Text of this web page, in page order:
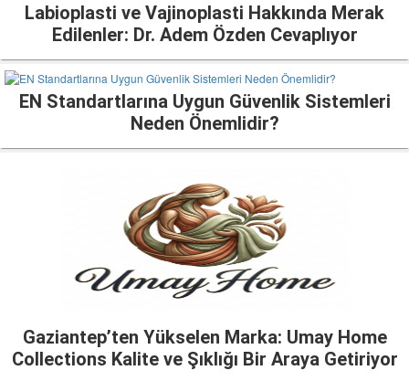
Labioplasti ve Vajinoplasti Hakkında Merak
Edilenler: Dr. Adem Özden Cevaplıyor
EN Standartlarına Uygun Güvenlik Sistemleri
Neden Önemlidir?
Gaziantep’ten Yükselen Marka: Umay Home
Collections Kalite ve Şıklığı Bir Araya Getiriyor